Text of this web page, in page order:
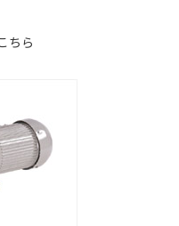
ちら